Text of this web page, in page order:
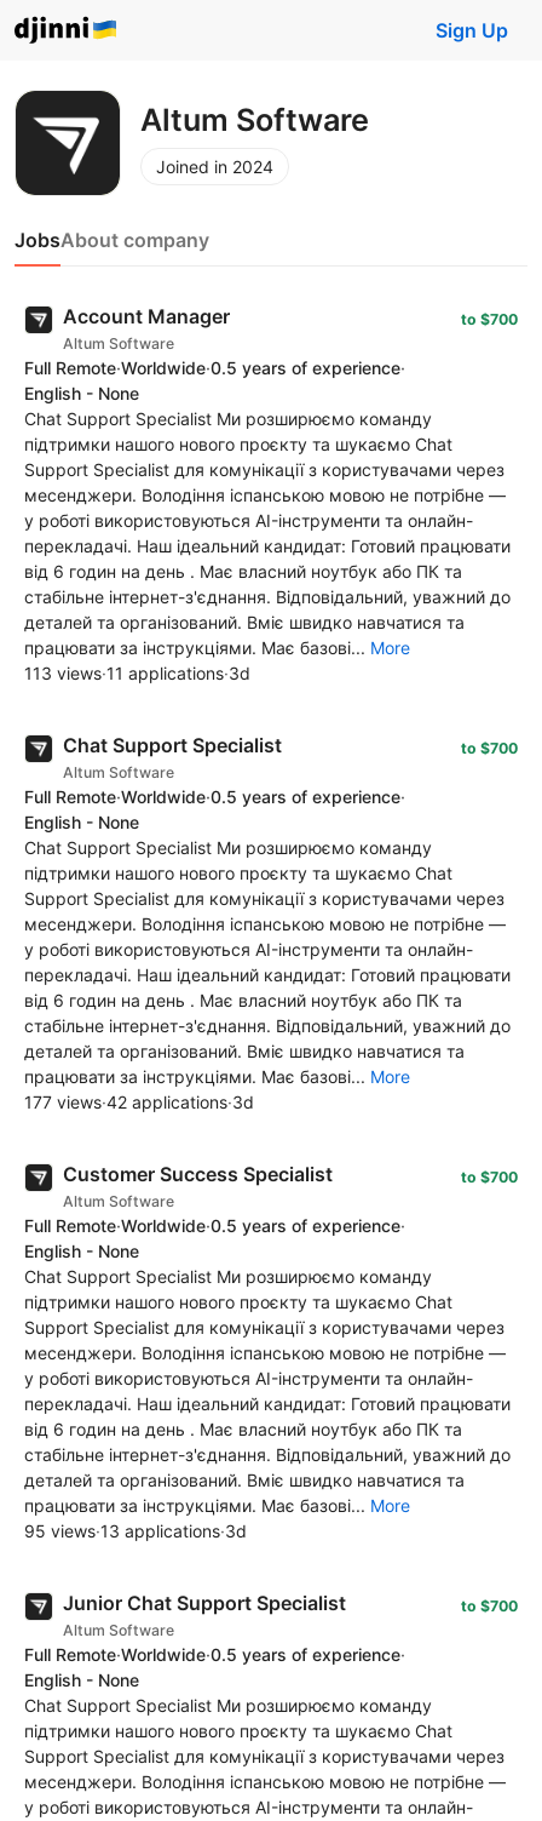
Sign Up
Altum Software
Joined in 2024
JobsAbout company
Account Manager
Altum Software
to $700
Full Remote·Worldwide·0.5 years of experience·
English - None
Chat Support Specialist Ми розширюємо команду
підтримки нашого нового проєкту та шукаємо Chat
Support Specialist для комунікації з користувачами через
месенджери. Володіння іспанською мовою не потрібне —
у роботі використовуються AI-інструменти та онлайн-
перекладачі. Наш ідеальний кандидат: Готовий працювати
від 6 годин на день . Має власний ноутбук або ПК та
стабільне інтернет-з'єднання. Відповідальний, уважний до
деталей та організований. Вміє швидко навчатися та
працювати за інструкціями. Має базові... More
113 views·11 applications·3d
Chat Support Specialist
Altum Software
to $700
Full Remote·Worldwide·0.5 years of experience·
English - None
Chat Support Specialist Ми розширюємо команду
підтримки нашого нового проєкту та шукаємо Chat
Support Specialist для комунікації з користувачами через
месенджери. Володіння іспанською мовою не потрібне —
у роботі використовуються AI-інструменти та онлайн-
перекладачі. Наш ідеальний кандидат: Готовий працювати
від 6 годин на день . Має власний ноутбук або ПК та
стабільне інтернет-з'єднання. Відповідальний, уважний до
деталей та організований. Вміє швидко навчатися та
працювати за інструкціями. Має базові... More
177 views·42 applications·3d
Customer Success Specialist
Altum Software
to $700
Full Remote·Worldwide·0.5 years of experience·
English - None
Chat Support Specialist Ми розширюємо команду
підтримки нашого нового проєкту та шукаємо Chat
Support Specialist для комунікації з користувачами через
месенджери. Володіння іспанською мовою не потрібне —
у роботі використовуються AI-інструменти та онлайн-
перекладачі. Наш ідеальний кандидат: Готовий працювати
від 6 годин на день . Має власний ноутбук або ПК та
стабільне інтернет-з'єднання. Відповідальний, уважний до
деталей та організований. Вміє швидко навчатися та
працювати за інструкціями. Має базові... More
95 views·13 applications·3d
Junior Chat Support Specialist
Altum Software
to $700
Full Remote·Worldwide·0.5 years of experience·
English - None
Chat Support Specialist Ми розширюємо команду
підтримки нашого нового проєкту та шукаємо Chat
Support Specialist для комунікації з користувачами через
месенджери. Володіння іспанською мовою не потрібне —
у роботі використовуються AI-інструменти та онлайн-